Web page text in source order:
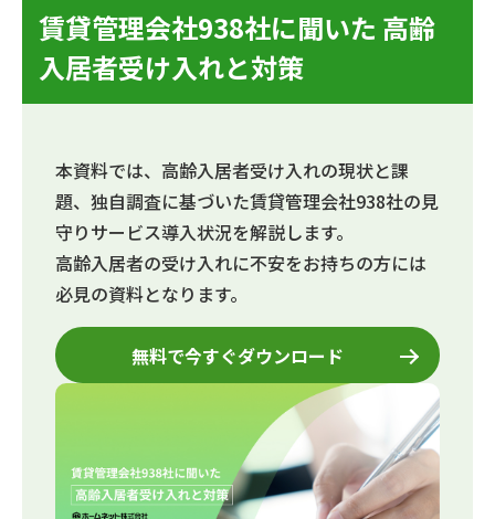
賃貸管理会社938社に聞いた 高齢
入居者受け入れと対策
本資料では、高齢入居者受け入れの現状と課
題、独自調査に基づいた賃貸管理会社938社の見
守りサービス導入状況を解説します。
高齢入居者の受け入れに不安をお持ちの方には
必見の資料となります。
無料で今すぐダウンロード